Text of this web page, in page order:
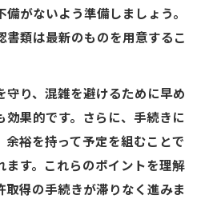
がないよう準備しましょう。
書類は最新のものを用意するこ
守り、混雑を避けるために早め
効果的です。さらに、手続きに
余裕を持って予定を組むことで
ます。これらのポイントを理解
取得の手続きが滞りなく進みま